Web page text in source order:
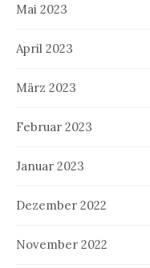
Mai 2023
April 2023
März 2023
Februar 2023
Januar 2023
Dezember 2022
November 2022